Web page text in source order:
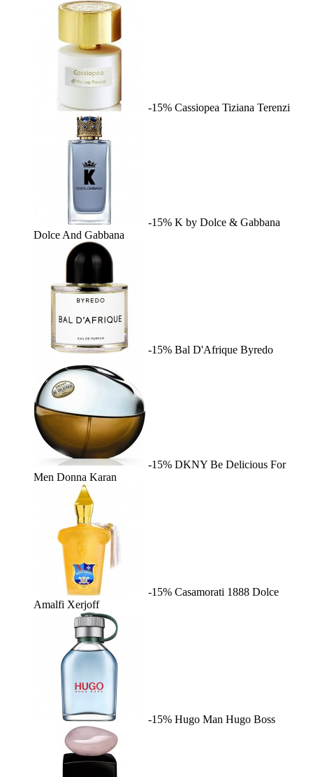
-15% Cassiopea Tiziana Terenzi
-15% K by Dolce & Gabbana
Dolce And Gabbana
-15% Bal D'Afrique Byredo
-15% DKNY Be Delicious For
Men Donna Karan
-15% Casamorati 1888 Dolce
Amalfi Xerjoff
-15% Hugo Man Hugo Boss